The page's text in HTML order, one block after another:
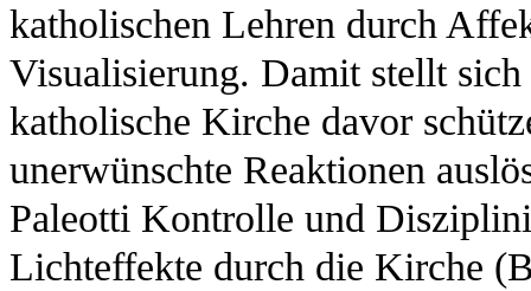
katholischen Lehren durch
Visualisierung. Damit stellt
katholische Kirche davor
unerwünschte Reaktionen
Paleotti Kontrolle und
Lichteffekte durch die Kirche